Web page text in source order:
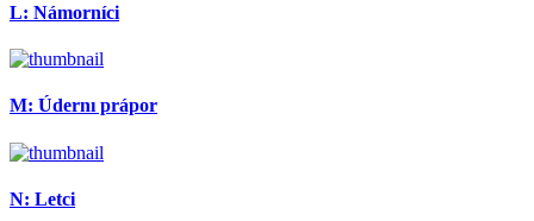
L: Námorníci
M: Údernı prápor
N: Letci